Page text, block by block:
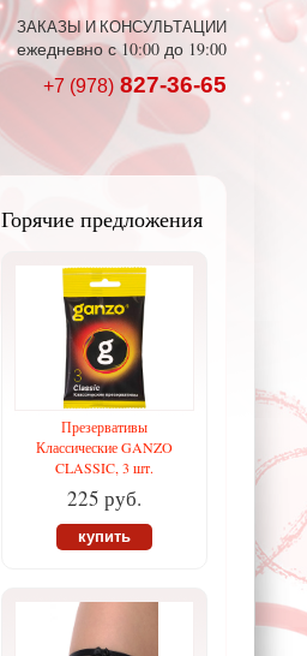
ЗАКАЗЫ И КОНСУЛЬТАЦИИ
ежедневно с 10:00 до 19:00
+7 (978) 827-36-65
Горячие предложения
Презервативы
Классические GANZO
CLASSIC, 3 шт.
225 руб.
купить